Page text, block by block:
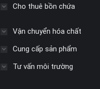
Cho thuê bồn chứa
Vận chuyển hóa chất
Cung cấp sản phẩm
Tư vấn môi trường